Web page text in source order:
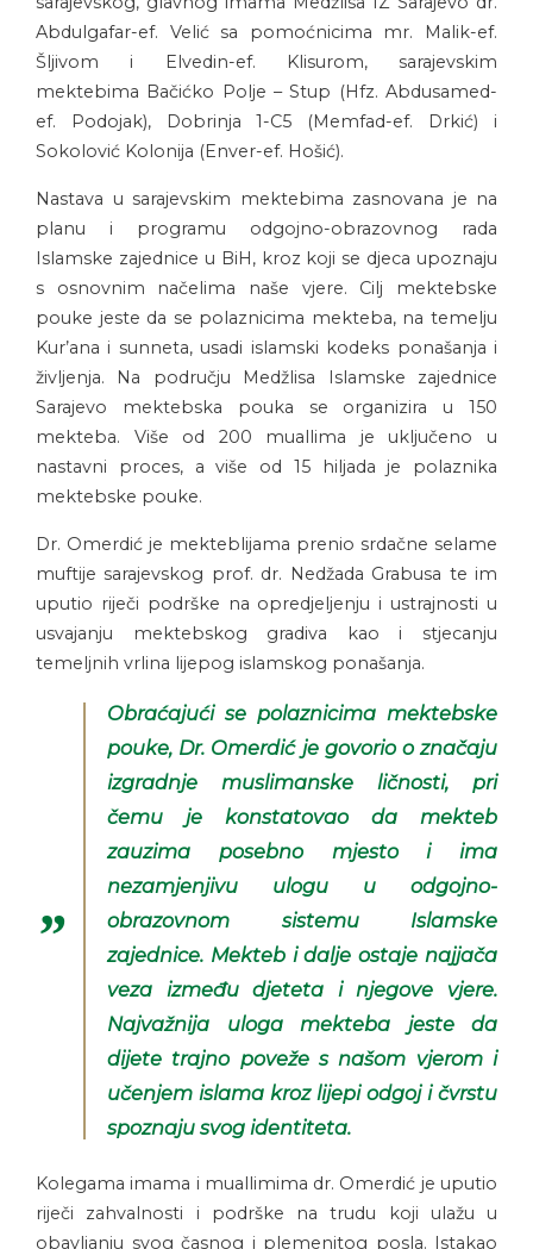
Abdulgafar-ef. Velić sa pomoćnicima mr. Malik-ef.
Šljivom i Elvedin-ef. Klisurom, sarajevskim
mektebima Bačićko Polje – Stup (Hfz. Abdusamed-
ef. Podojak), Dobrinja 1-C5 (Memfad-ef. Drkić) i
Sokolović Kolonija (Enver-ef. Hošić).
Nastava u sarajevskim mektebima zasnovana je na
planu i programu odgojno-obrazovnog rada
Islamske zajednice u BiH, kroz koji se djeca upoznaju
s osnovnim načelima naše vjere. Cilj mektebske
pouke jeste da se polaznicima mekteba, na temelju
Kur’ana i sunneta, usadi islamski kodeks ponašanja i
življenja. Na području Medžlisa Islamske zajednice
Sarajevo mektebska pouka se organizira u 150
mekteba. Više od 200 muallima je uključeno u
nastavni proces, a više od 15 hiljada je polaznika
mektebske pouke.
Dr. Omerdić je mekteblijama prenio srdačne selame
muftije sarajevskog prof. dr. Nedžada Grabusa te im
uputio riječi podrške na opredjeljenju i ustrajnosti u
usvajanju mektebskog gradiva kao i stjecanju
temeljnih vrlina lijepog islamskog ponašanja.
Obraćajući se polaznicima mektebske
pouke, Dr. Omerdić je govorio o značaju
izgradnje muslimanske ličnosti, pri
čemu je konstatovao da mekteb
zauzima posebno mjesto i ima
nezamjenjivu ulogu u odgojno-
obrazovnom sistemu Islamske
zajednice. Mekteb i dalje ostaje najjača
veza između djeteta i njegove vjere.
Najvažnija uloga mekteba jeste da
dijete trajno poveže s našom vjerom i
učenjem islama kroz lijepi odgoj i čvrstu
spoznaju svog identiteta.
Kolegama imama i muallimima dr. Omerdić je uputio
riječi zahvalnosti i podrške na trudu koji ulažu u
obavljanju svog časnog i plemenitog posla. Istakao